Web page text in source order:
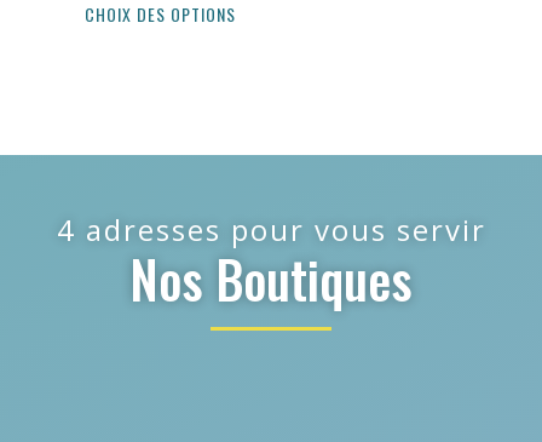
CHOIX DES OPTIONS
4 adresses pour vous servir
Nos Boutiques